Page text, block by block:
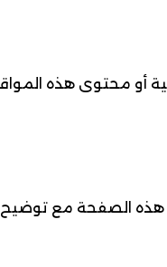
أو محتوى هذه
الصفحة مع توضيح